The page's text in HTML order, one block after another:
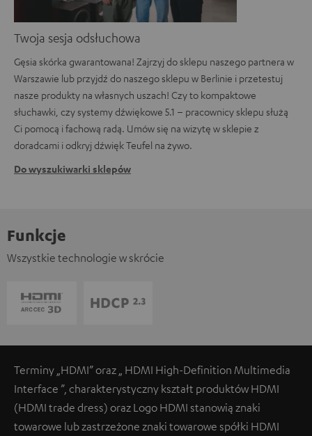
Twoja sesja odsłuchowa
Gęsia skórka gwarantowana! Zajrzyj do sklepu naszego partnera w
Warszawie lub przyjdź do naszego sklepu w Berlinie i przetestuj
nasze produkty na własnych uszach! Czy to kompaktowe
słuchawki, czy systemy dźwiękowe 5.1 – pracownicy sklepu służą
Ci pomocą i fachową radą. Umów się na wizytę w sklepie z
doradcami i odkryj dźwięk Teufel na żywo.
Do wyszukiwarki sklepów
Funkcje
Wszystkie technologie w skrócie
Terminy „HDMI” oraz „ HDMI High-Definition Multimedia
Interface ”, charakterystyczny kształt produktów HDMI
(HDMI trade dress) oraz Logo HDMI stanowią znaki
towarowe lub zastrzeżone znaki towarowe spółki HDMI